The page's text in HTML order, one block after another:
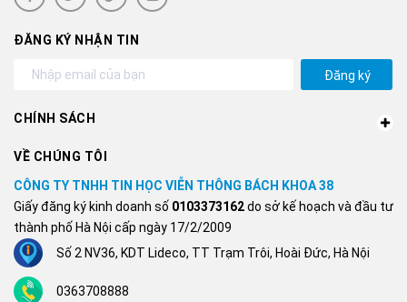
ĐĂNG KÝ NHẬN TIN
Đăng ký
CHÍNH SÁCH
VỀ CHÚNG TÔI
CÔNG TY TNHH TIN HỌC VIỄN THÔNG BÁCH KHOA 38
Giấy đăng ký kinh doanh số 0103373162do sở kế hoạch và đầu tư
thành phố Hà Nội cấp ngày 17/2/2009
Số 2 NV36, KDT Lideco, TT Trạm Trôi, Hoài Đức, Hà Nội
0363708888